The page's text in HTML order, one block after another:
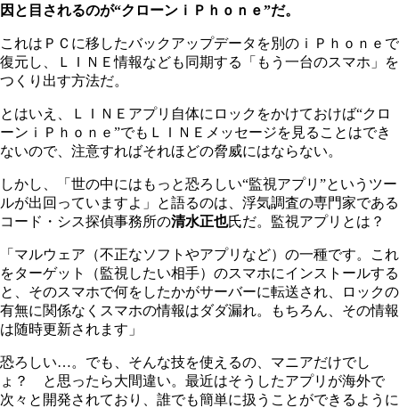
因と目されるのが“クローンｉＰｈｏｎｅ”だ。
これはＰＣに移したバックアップデータを別のｉＰｈｏｎｅで
復元し、ＬＩＮＥ情報なども同期する「もう一台のスマホ」を
つくり出す方法だ。
とはいえ、ＬＩＮＥアプリ自体にロックをかけておけば“クロ
ーンｉＰｈｏｎｅ”でもＬＩＮＥメッセージを見ることはでき
ないので、注意すればそれほどの脅威にはならない。
しかし、「世の中にはもっと恐ろしい“監視アプリ”というツー
ルが出回っていますよ」と語るのは、浮気調査の専門家である
コード・シス探偵事務所の清水正也氏だ。監視アプリとは？
「マルウェア（不正なソフトやアプリなど）の一種です。これ
をターゲット（監視したい相手）のスマホにインストールする
と、そのスマホで何をしたかがサーバーに転送され、ロックの
有無に関係なくスマホの情報はダダ漏れ。もちろん、その情報
は随時更新されます」
恐ろしい…。でも、そんな技を使えるの、マニアだけでし
ょ？ と思ったら大間違い。最近はそうしたアプリが海外で
次々と開発されており、誰でも簡単に扱うことができるように